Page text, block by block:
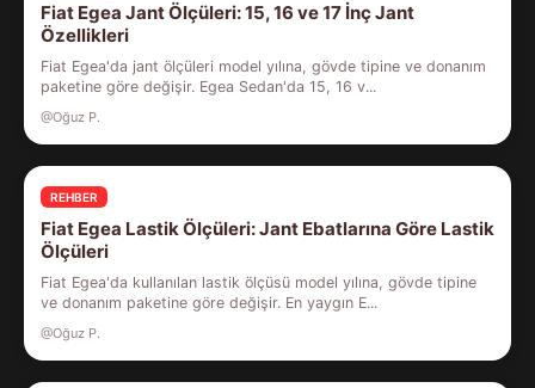
Fiat Egea Jant Ölçüleri: 15, 16 ve 17 İnç Jant
Özellikleri
Fiat Egea'da jant ölçüleri model yılına, gövde tipine ve donanım
paketine göre değişir. Egea Sedan'da 15, 16 v...
@Oğuz P.
REHBER
Fiat Egea Lastik Ölçüleri: Jant Ebatlarına Göre Lastik
Ölçüleri
Fiat Egea'da kullanılan lastik ölçüsü model yılına, gövde tipine
ve donanım paketine göre değişir. En yaygın E...
@Oğuz P.